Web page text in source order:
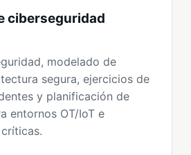
ciberseguridad
modelado de
segura, ejercicios de
y planificación de
entornos OT/IoT e